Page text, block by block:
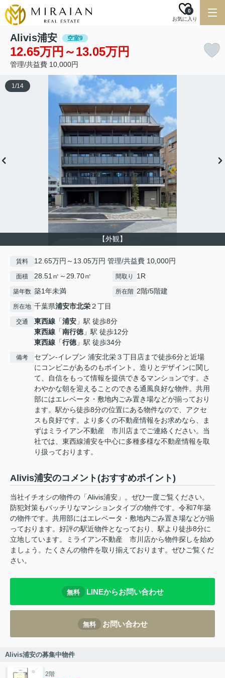
お気に入り
0
Alivis浦安 空室9
12.65万円～13.05万円
管理/共益費 10,000円
【外観】
1/14
賃料 12.65万円～13.05万円 管理/共益費 10,000円
面積 28.51㎡～29.70㎡ 間取り 1R
築年数 築1年未満 所在階 2階/5階建
所在地 千葉県浦安市北栄２丁目
交通 東西線 「浦安 」駅 徒歩8分
東西線 「南行徳」駅 徒歩12分
東西線 「行徳」駅 徒歩34分
備考
セブン-イレブン 浦安北栄３丁目店まで徒歩6分と近場
にコンビニがあるのもポイント。造りとデザインに関し
て、自信をもって情報を提供できるマンションです。さ
わやかな朝を迎えることのできる通風良好な物件。共用
部にはエレベータ・敷地内ごみ置き場などが揃っており
ます。駅から徒歩8分の位置にある物件なので、アクセ
スも良好です。より多くの不動産情報をお求めなら、ま
ずはミライアン不動産 市川店までご連絡ください。当
社では、東西線浦安を中心に多種多様な不動産情報を取
り扱っております。
Alivis浦安のコメント(おすすめポイント)
当社イチオシの物件の「Alivis浦安」。ぜひ一度ご覧ください。
防犯対策もバッチリなマンションタイプの物件です。令和7年築
の物件です。共用部にはエレベータ・敷地内ごみ置き場などが揃
っております。好評の駅近物件となっており、駅より徒歩8分に
立地しています。ミライアン不動産 市川店から物件探しを始め
ましょう。たくさんの物件を取り揃えております。ぜひご覧くだ
さい。
無料 LINEからお問い合わせ
無料 お問い合わせ
Alivis浦安の募集中物件
2階